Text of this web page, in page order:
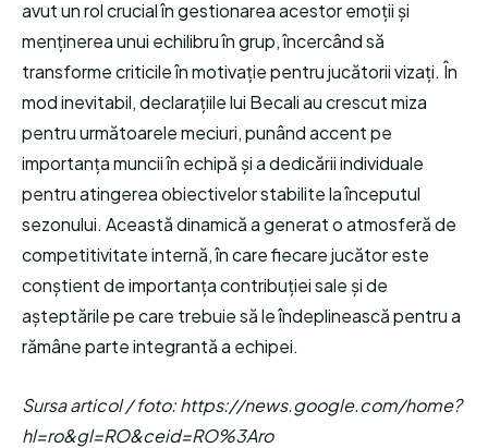
avut un rol crucial în gestionarea acestor emoții și
menținerea unui echilibru în grup, încercând să
transforme criticile în motivație pentru jucătorii vizați. În
mod inevitabil, declarațiile lui Becali au crescut miza
pentru următoarele meciuri, punând accent pe
importanța muncii în echipă și a dedicării individuale
pentru atingerea obiectivelor stabilite la începutul
sezonului. Această dinamică a generat o atmosferă de
competitivitate internă, în care fiecare jucător este
conștient de importanța contribuției sale și de
așteptările pe care trebuie să le îndeplinească pentru a
rămâne parte integrantă a echipei.
Sursa articol / foto: https://news.google.com/home?
hl=ro&gl=RO&ceid=RO%3Aro